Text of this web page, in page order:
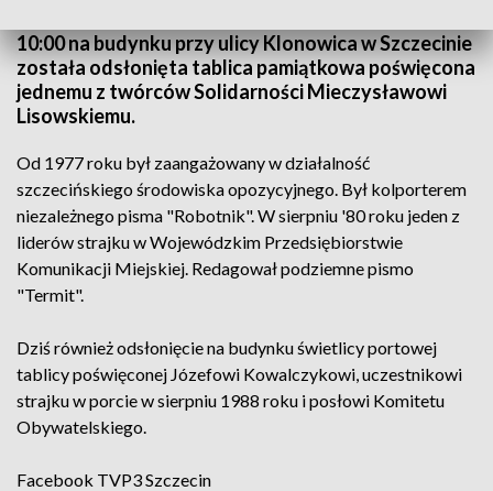
10:00 na budynku przy ulicy Klonowica w Szczecinie
została odsłonięta tablica pamiątkowa poświęcona
jednemu z twórców Solidarności Mieczysławowi
Lisowskiemu.
Od 1977 roku był zaangażowany w działalność
szczecińskiego środowiska opozycyjnego. Był kolporterem
niezależnego pisma "Robotnik". W sierpniu '80 roku jeden z
liderów strajku w Wojewódzkim Przedsiębiorstwie
Komunikacji Miejskiej. Redagował podziemne pismo
"Termit".
Dziś również odsłonięcie na budynku świetlicy portowej
tablicy poświęconej Józefowi Kowalczykowi, uczestnikowi
strajku w porcie w sierpniu 1988 roku i posłowi Komitetu
Obywatelskiego.
Facebook TVP3 Szczecin